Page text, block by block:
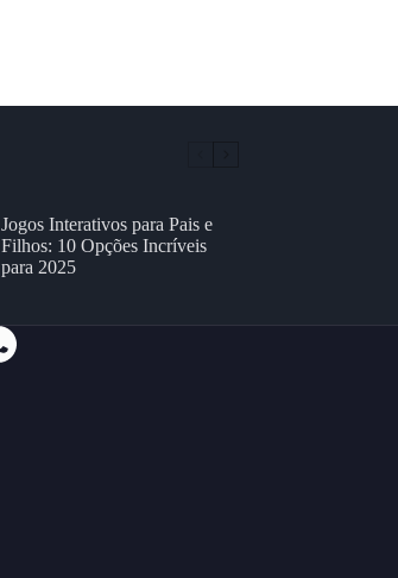
Jogos Interativos para Pais e
Filhos: 10 Opções Incríveis
para 2025